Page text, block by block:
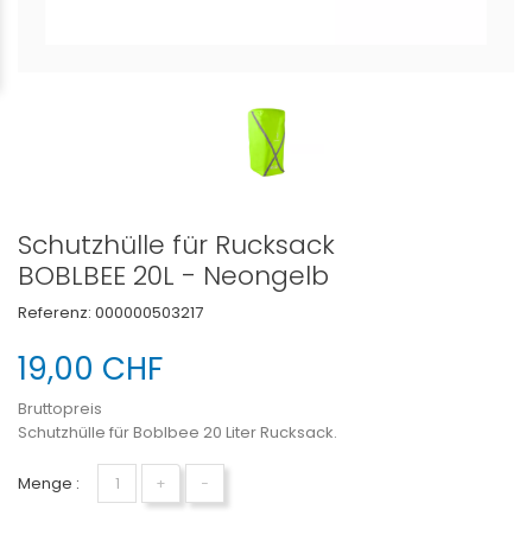
Schutzhülle für Rucksack
BOBLBEE 20L - Neongelb
Referenz: 000000503217
19,00 CHF
Bruttopreis
Schutzhülle für Boblbee 20 Liter Rucksack.
Menge : + −